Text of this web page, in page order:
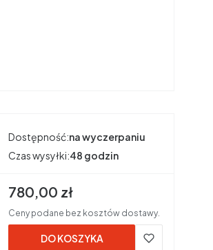
Dostępność:na wyczerpaniu
Czas wysyłki:48 godzin
Cena brutto
780,00 zł
Ceny podane bez kosztów dostawy.
DO KOSZYKA